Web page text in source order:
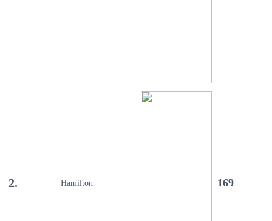
2. Hamilton 169